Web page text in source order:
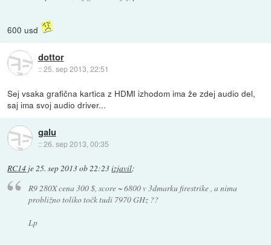
600 usd
dottor
::25. sep 2013, 22:51
Sej vsaka grafična kartica z HDMI izhodom ima že zdej audio del,
saj ima svoj audio driver...
galu
::26. sep 2013, 00:35
RC14 je25. sep 2013 ob 22:23izjavil:
R9 280X cena 300 $, score ~ 6800 v 3dmarku firestrike , a nima
probližno toliko točk tudi 7970 GHz ??
Lp